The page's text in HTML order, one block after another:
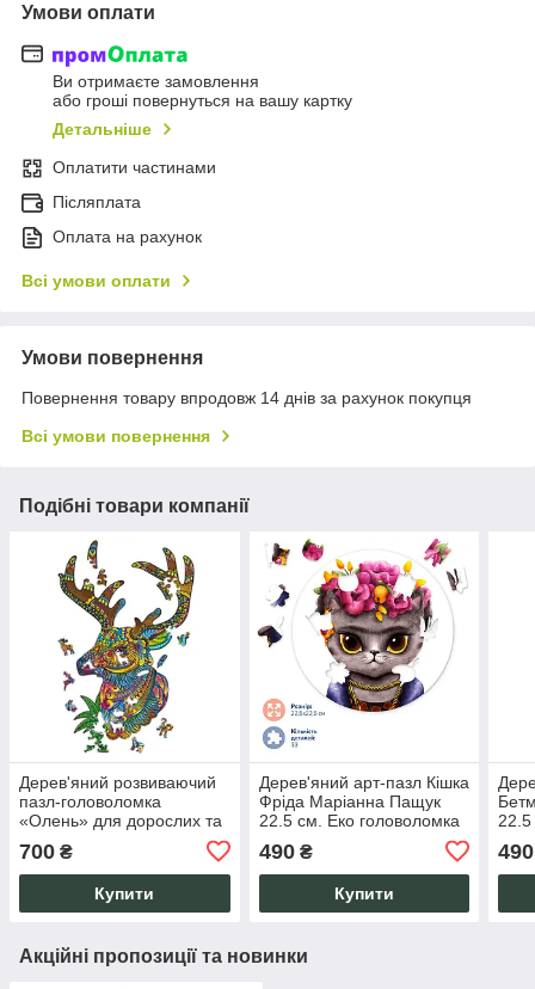
Умови оплати
Ви отримаєте замовлення
або гроші повернуться на вашу картку
Детальніше
Оплатити частинами
Післяплата
Оплата на рахунок
Всі умови оплати
Умови повернення
Повернення товару впродовж 14 днів за рахунок покупця
Всі умови повернення
Подібні товари компанії
Дерев'яний розвиваючий
пазл-головоломка
«Олень» для дорослих та
подарунок у коробці 34 см
700 ₴
Купити
Дерев'яний арт-пазл Кішка
Фріда Маріанна Пащук
22.5 см. Еко головоломка
антистресовий
розвивальний.
490₴
Купити
490
Акційні пропозиції та новинки